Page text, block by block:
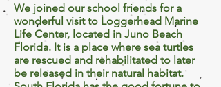
We joined our school friends for a
wonderful visit to Loggerhead Marine
Life Center, located in Juno Beach
Florida. It is a place where sea turtles
are rescued and rehabilitated to later
be released in their natural habitat.